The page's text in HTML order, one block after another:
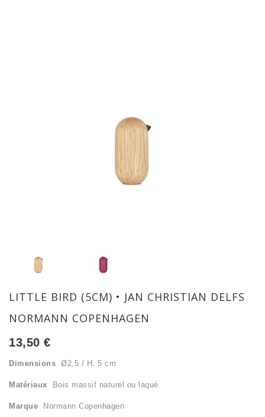
LITTLE BIRD (5CM) • JAN CHRISTIAN DELFS
NORMANN COPENHAGEN
13,50 €
Dimensions Ø2,5 / H. 5 cm
Matériaux Bois massif naturel ou laqué
Marque Normann Copenhagen